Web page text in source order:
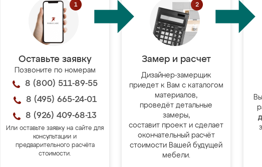
Оставьте заявку
Позвоните по номерам
8 (800) 511-89-55
8 (495) 665-24-01
8 (926) 409-68-13
Или оставьте заявку на сайте для
консультации и
предварительного расчёта
стоимости.
Замер и расчет
Дизайнер-замерщик
приедет к Вам с каталогом
материалов,
проведёт детальные
замеры,
составит проект и сделает
окончательный расчёт
стоимости Вашей будущей
мебели.